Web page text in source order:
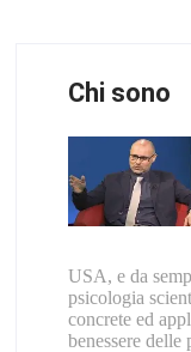
Chi sono
USA, e da
psicologia
concrete ed
benessere delle